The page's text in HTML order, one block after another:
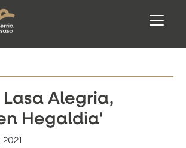
Lasa Alegria,
Hegaldia'